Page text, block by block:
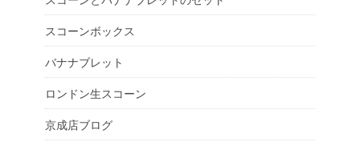
スコーンボックス
バナナブレット
ロンドン生スコーン
京成店ブログ